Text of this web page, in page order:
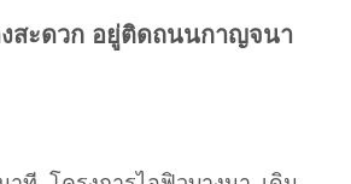
งสะดวก อยู่ติดถนนกาญจนา